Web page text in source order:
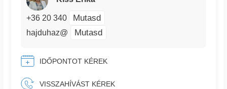
+36 20 340 Mutasd
hajduhaz@ Mutasd
IDŐPONTOT KÉREK
VISSZAHÍVÁST KÉREK